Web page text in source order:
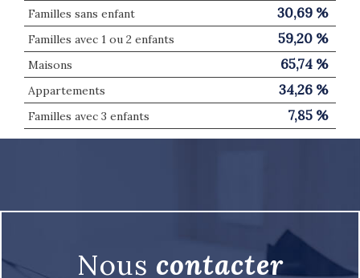
Familles sans enfant 30,69 %
Familles avec 1 ou 2 enfants 59,20 %
Maisons 65,74 %
Appartements 34,26 %
Familles avec 3 enfants 7,85 %
nous contacter